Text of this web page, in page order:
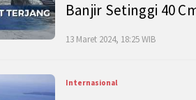
Banjir Setinggi 40
13 Maret 2024, 18:25 WIB
Internasional